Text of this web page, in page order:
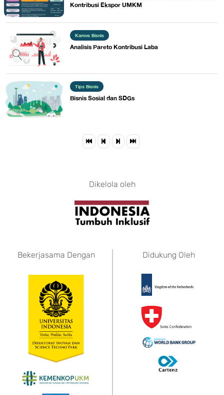
Kontribusi Ekspor UMKM
Kamus Bisnis
​Analisis Pareto Kontribusi Laba
Tips Bisnis
Bisnis Sosial dan SDGs
Dikelola oleh
Bekerjasama Dengan Didukung Oleh